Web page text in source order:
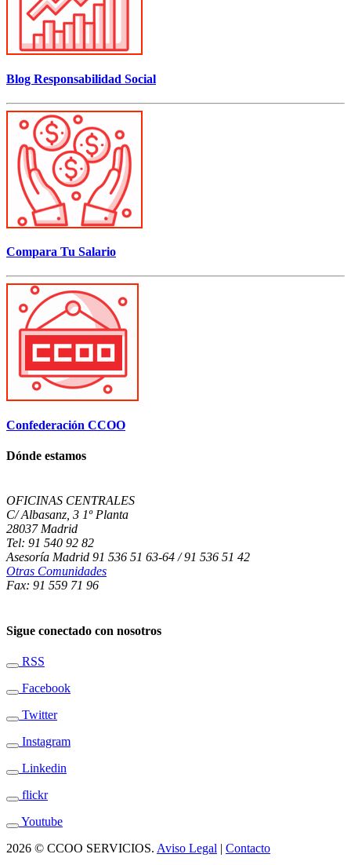
Blog Responsabilidad Social
Compara Tu Salario
Confederación CCOO
Dónde estamos
OFICINAS CENTRALES
C/ Albasanz, 3 1º Planta
28037 Madrid
Tel: 91 540 92 82
Asesoría Madrid 91 536 51 63-64 / 91 536 51 42
Otras Comunidades
Fax: 91 559 71 96
Sigue conectado con nosotros
RSS
Facebook
Twitter
Instagram
Linkedin
flickr
Youtube
2026 © CCOO SERVICIOS. Aviso Legal | Contacto